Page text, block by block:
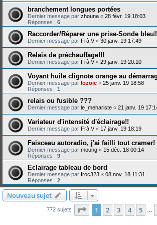
branchement longues portées
Dernier message par zhouna « 28 févr. 19 18:03
Réponses : 6
Raccorder/Réparer une prise-Sonde bleu!!
Dernier message par Frà.V« 30 janv. 19 17:49
Relais de préchauffage!!!
Dernier message par Frà.V« 29 janv. 19 20:10
Voyant huile clignote orange au
Dernier message par lozoic « 25 janv. 19 18:58
Réponses : 1
relais ou fusible ???
Dernier message par le_mehariste « 21 janv. 19
Variateur d'intensité d'éclairage!!
Dernier message par Frà.V« 17 janv. 19 18:19
Faisceau autoradio, j'ai failli tout cramer!
Dernier message par moung « 15 déc. 18 00:14
Réponses : 9
Eclairage tableau de bord
Dernier message par Iroc323 « 08 nov. 18 11:31
Réponses : 2
Nouveau sujet
772 sujets Page 1sur16
1 2 3 4 5 …